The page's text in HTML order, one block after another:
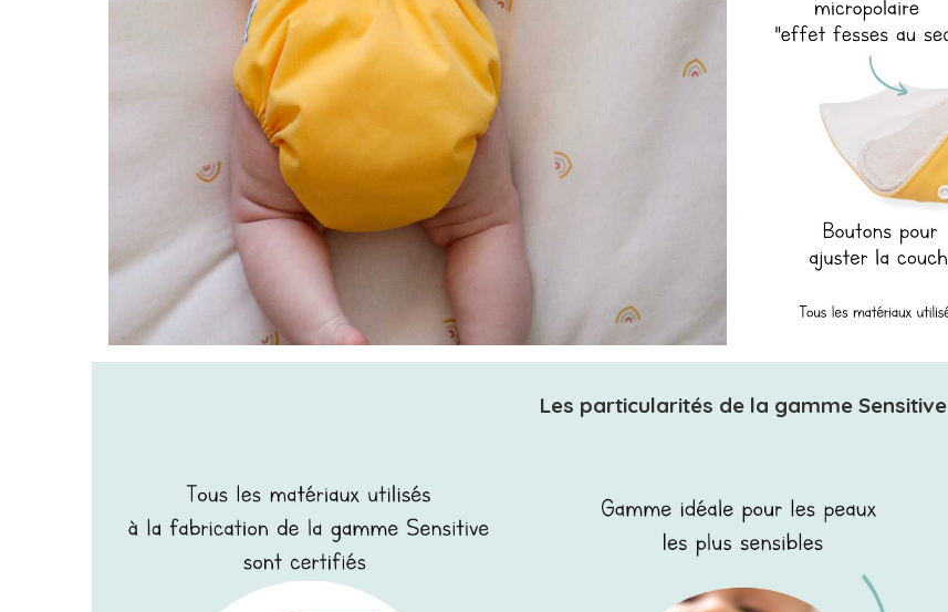
Les particularités de la gamme Sensitive